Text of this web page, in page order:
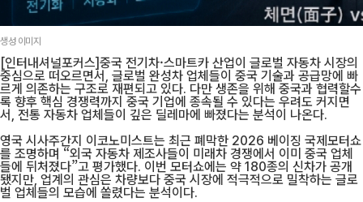
생성 이미지
[인터내셔널포커스]중국 전기차·스마트카 산업이 글로벌 자동차 시장의
중심으로 떠오르면서, 글로벌 완성차 업체들이 중국 기술과 공급망에 빠
르게 의존하는 구조로 재편되고 있다. 다만 생존을 위해 중국과 협력할수
록 향후 핵심 경쟁력까지 중국 기업에 종속될 수 있다는 우려도 커지면
서, 전통 자동차 업체들이 깊은 딜레마에 빠졌다는 분석이 나온다.
영국 시사주간지 이코노미스트는 최근 폐막한 2026 베이징 국제모터쇼
를 조명하며 “외국 자동차 제조사들이 미래차 경쟁에서 이미 중국 업체
들에 뒤처졌다”고 평가했다. 이번 모터쇼에는 약 180종의 신차가 공개
됐지만, 업계의 관심은 차량보다 중국 시장에 적극적으로 밀착하는 글로
벌 업체들의 모습에 쏠렸다는 분석이다.